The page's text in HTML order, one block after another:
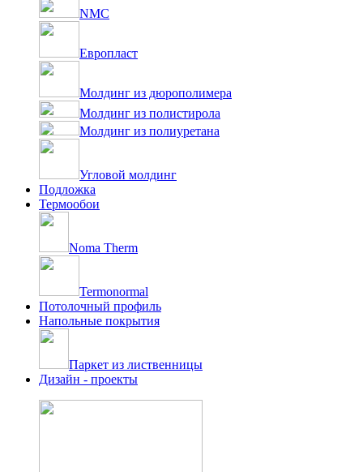
NMC
Европласт
Молдинг из дюрополимера
Молдинг из полистирола
Молдинг из полиуретана
Угловой молдинг
Подложка
Термообои
Noma Therm
Termonormal
Потолочный профиль
Напольные покрытия
Паркет из лиственницы
Дизайн - проекты